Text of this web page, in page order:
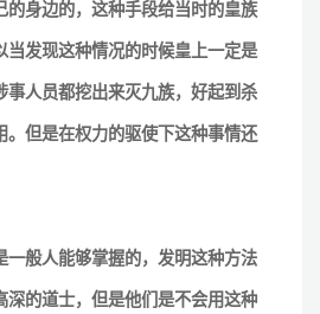
的身边的，这种手段给当时的皇族
当发现这种情况的时候皇上一定是
事人员都挖出来灭九族，好起到杀
。但是在权力的驱使下这种事情还
般人能够掌握的，发明这种方法
深的道士，但是他们是不会用这种